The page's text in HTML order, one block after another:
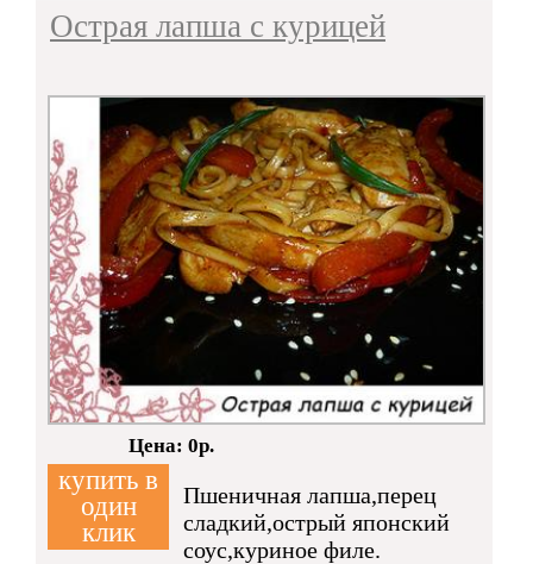
купить в
один
клик
Острая лапша с курицей
Цена: 0р.
Пшеничная лапша,перец
сладкий,острый японский
соус,куриное филе.